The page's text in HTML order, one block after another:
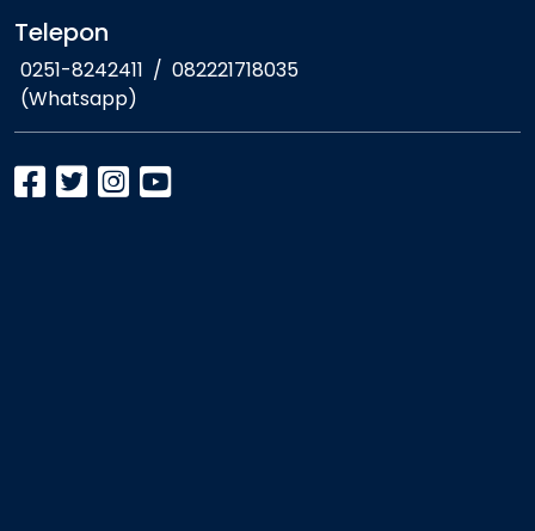
Telepon
0251-8242411 / 082221718035
(Whatsapp)